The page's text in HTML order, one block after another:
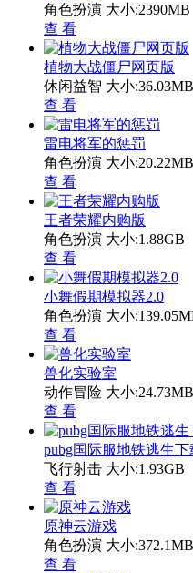
角色扮演 大小:2390MB
查 看
植物大战僵尸网页版
休闲益智 大小:36.03MB
查 看
雷电将军的惩罚
角色扮演 大小:20.22MB
查 看
王者荣耀内购版
角色扮演 大小:1.88GB
查 看
小舞假期模拟器2.0
角色扮演 大小
查 看
兽化实验室
动作冒险 大小:24.73MB
查 看
pubg国际服地铁逃生下
飞行射击 大小:1.93GB
查 看
原神云游戏
角色扮演 大小:372.1MB
查 看